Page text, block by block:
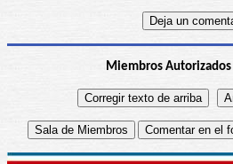
Miembros Autorizados